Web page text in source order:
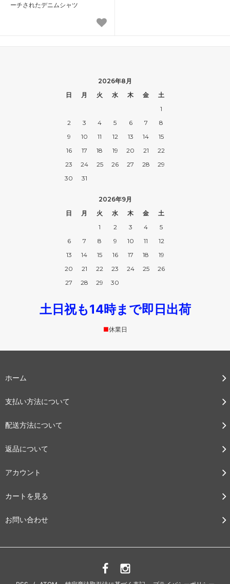
ーチされたデニムシャツ
2026年8月
日
月 火 水 木 金
土
1
2
3 4 5 6 7
8
9
10 11 12 13 14
15
16
17 18 19 20 21
22
23
24 25 26 27 28
29
30
31
2026年9月
日
月 火 水 木 金
土
1
2 3 4
5
6
7 8 9 10 11
12
13
14 15 16 17 18
19
20
21 22 23 24 25
26
27
28 29 30
土日祝も14時まで即日出荷
■休業日
ホーム
支払い方法について
配送方法について
返品について
アカウント
カートを見る
お問い合わせ